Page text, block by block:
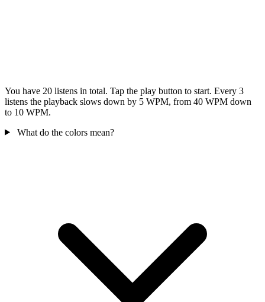
You have 20 listens in total. Tap the play button to start. Every 3
listens the playback slows down by 5 WPM, from 40 WPM down
to 10 WPM.
What do the colors mean?